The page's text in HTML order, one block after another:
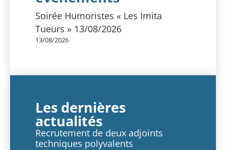
Soirée Humoristes « Les Imita
Tueurs » 13/08/2026
13/08/2026
Les dernières
actualités
Recrutement de deux adjoints
techniques polyvalents